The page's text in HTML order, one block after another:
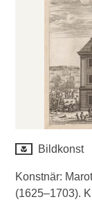
Bildkonst
Konstnär:
(1625–1703).